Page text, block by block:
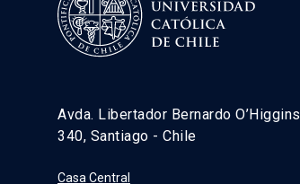
Avda. Libertador Bernardo O’Higgins
340, Santiago - Chile
Casa Central